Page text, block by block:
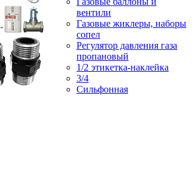
вентили
Газовые жиклеры, наборы
сопел
Регулятор давления газа
пропановый
1/2 этикетка-наклейка
3/4
Сильфонная